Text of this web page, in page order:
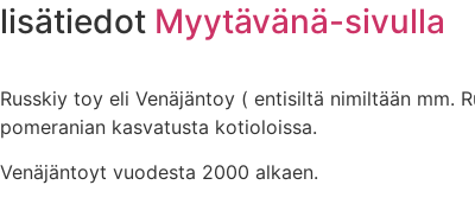
lisätiedot Myytävänä-sivulla
Russkiy toy eli Venäjäntoy ( entisiltä nimiltään mm.
pomeranian kasvatusta kotioloissa.
Venäjäntoyt vuodesta 2000 alkaen.